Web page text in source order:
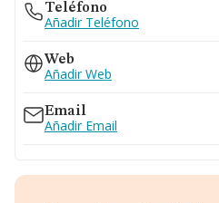
Teléfono
Añadir Teléfono
Web
Añadir Web
Email
Añadir Email